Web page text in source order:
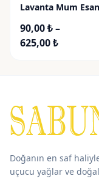
Lavanta Mum
90,00₺–
625,00₺Fiyat
Doğanın en saf
uçucu yağlar ve